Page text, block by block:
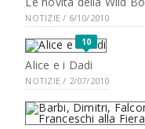
NOTIZIE / 6/10/2010
10
Alice e i Dadi
NOTIZIE / 2/07/2010